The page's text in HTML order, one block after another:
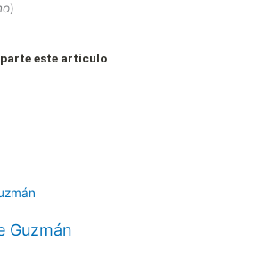
)
este artículo
Guzmán